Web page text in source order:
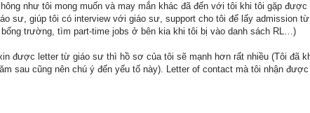
như tôi mong muốn và may mắn khác đã đến với tôi khi tôi gặp
sư, giúp tôi có interview với giáo sư, support cho tôi để lấy admission
trường, tìm part-time jobs ở bên kia khi tôi bị vào danh sách RL…)
được letter từ giáo sư thì hồ sơ của tôi sẽ mạnh hơn rất nhiều (Tôi đã
sau cũng nên chú ý đến yếu tố này). Letter of contact mà tôi nhận